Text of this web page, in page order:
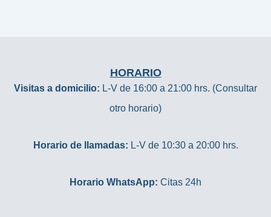
HORARIO
Visitas a domicilio: L-V de 16:00 a 21:00 hrs. (Consultar
otro horario)
Horario de llamadas: L-V de 10:30 a 20:00 hrs.
Horario WhatsApp: Citas 24h